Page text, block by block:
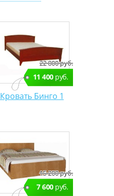
22 800 руб.
11 400руб.
Кровать Бинго 1
15 200 руб.
7 600руб.